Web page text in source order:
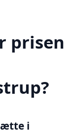
prisen
i